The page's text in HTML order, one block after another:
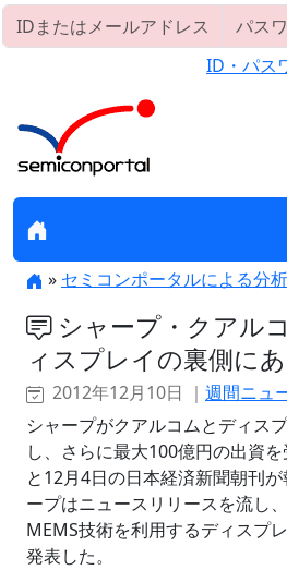
ID・パス
» セミコンポータルによる分析
シャープ・クアル
ィスプレイの裏側に
2012年12月10日 ｜ 週間ニュ
シャープがクアルコムとディス
し、さらに最大100億円の出資
と12月4日の日本経済新聞朝刊
ープはニュースリリースを流し
MEMS技術を利用するディスプ
発表した。